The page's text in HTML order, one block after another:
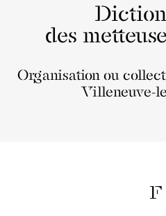
des
Organisation ou
Villeneuve-
F